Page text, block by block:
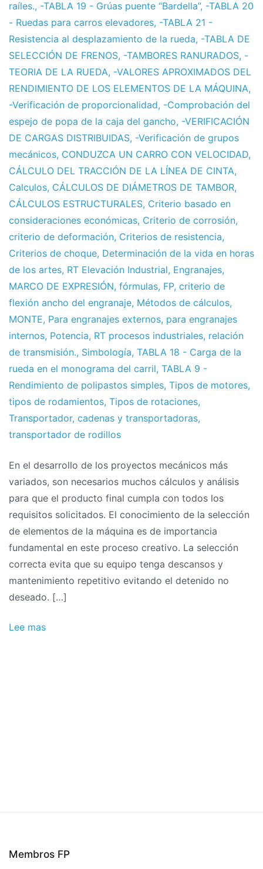
raíles., -TABLA 19 - Grúas puente “Bardella”, -TABLA 20
- Ruedas para carros elevadores, -TABLA 21 -
Resistencia al desplazamiento de la rueda, -TABLA DE
SELECCIÓN DE FRENOS, -TAMBORES RANURADOS, -
TEORIA DE LA RUEDA, -VALORES APROXIMADOS DEL
RENDIMIENTO DE LOS ELEMENTOS DE LA MÁQUINA,
-Verificación de proporcionalidad, -Comprobación del
espejo de popa de la caja del gancho, -VERIFICACIÓN
DE CARGAS DISTRIBUIDAS, -Verificación de grupos
mecánicos, CONDUZCA UN CARRO CON VELOCIDAD,
CÁLCULO DEL TRACCIÓN DE LA LÍNEA DE CINTA,
Calculos, CÁLCULOS DE DIÁMETROS DE TAMBOR,
CÁLCULOS ESTRUCTURALES, Criterio basado en
consideraciones económicas, Criterio de corrosión,
criterio de deformación, Criterios de resistencia,
Criterios de choque, Determinación de la vida en horas
de los artes, RT Elevación Industrial, Engranajes,
MARCO DE EXPRESIÓN, fórmulas, FP, criterio de
flexión ancho del engranaje, Métodos de cálculos,
MONTE, Para engranajes externos, para engranajes
internos, Potencia, RT procesos industriales, relación
de transmisión., Simbología, TABLA 18 - Carga de la
rueda en el monograma del carril, TABLA 9 -
Rendimiento de polipastos simples, Tipos de motores,
tipos de rodamientos, Tipos de rotaciones,
Transportador, cadenas y transportadoras,
transportador de rodillos
En el desarrollo de los proyectos mecánicos más
variados, son necesarios muchos cálculos y análisis
para que el producto final cumpla con todos los
requisitos solicitados. El conocimiento de la selección
de elementos de la máquina es de importancia
fundamental en este proceso creativo. La selección
correcta evita que su equipo tenga descansos y
mantenimiento repetitivo evitando el detenido no
deseado. […]
Lee mas
Membros FP